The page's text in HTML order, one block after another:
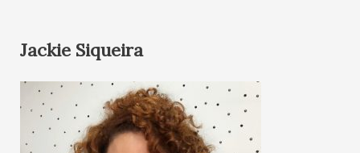
Jackie Siqueira